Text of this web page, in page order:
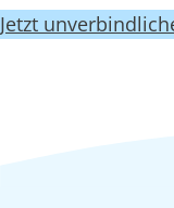
Jetzt